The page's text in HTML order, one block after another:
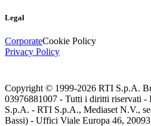
Legal
CorporateCookie Policy
Privacy Policy
Copyright © 1999-2026 RTI S.p.A.
03976881007 - Tutti i diritti riservati -
S.p.A. - RTI S.p.A., Mediaset N.V.,
Bassi) - Uffici Viale Europa 46,